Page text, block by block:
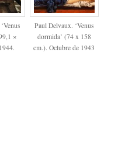
×
Paul Delvaux. ‘Venus
dormida’ (74 x 158
cm.). Octubre de 1943